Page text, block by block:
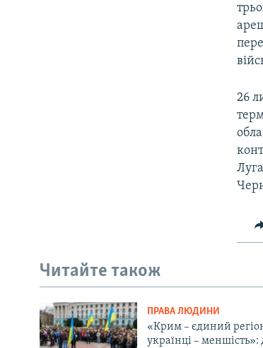
26
Читайте також
ПРАВА ЛЮДИНИ
«Крим – єдиний
українці – меншість»: